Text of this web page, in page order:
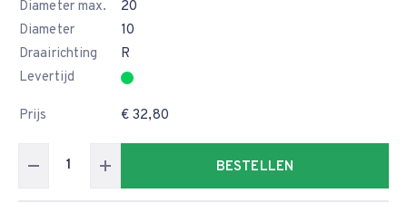
Diameter max.
20
Diameter
10
Draairichting
R
Levertijd
Prijs € 32,80
BESTELLEN